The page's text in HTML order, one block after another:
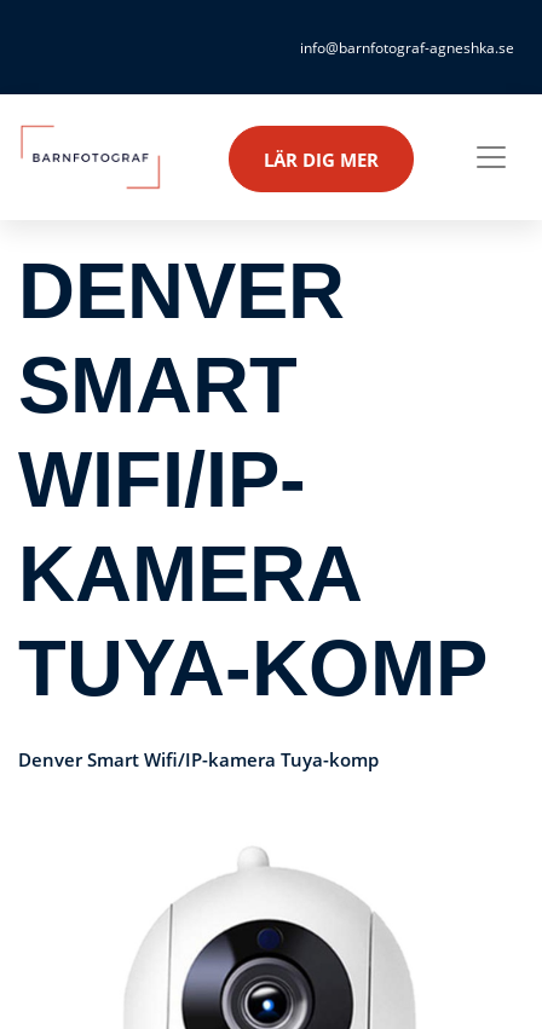
info@barnfotograf-agneshka.se
LÄR DIG MER
DENVER
SMART
WIFI/IP-
KAMERA
TUYA-KOMP
Denver Smart Wifi/IP-kamera Tuya-komp